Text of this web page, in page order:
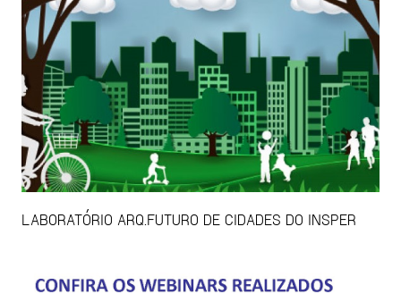
LABORATÓRIO ARQ.FUTURO DE CIDADES DO INSPER